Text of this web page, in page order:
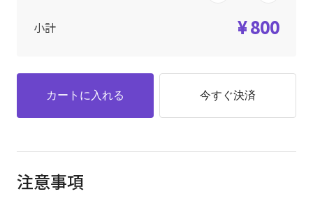
小計 ¥ 800
カートに入れる 今すぐ決済
注意事項